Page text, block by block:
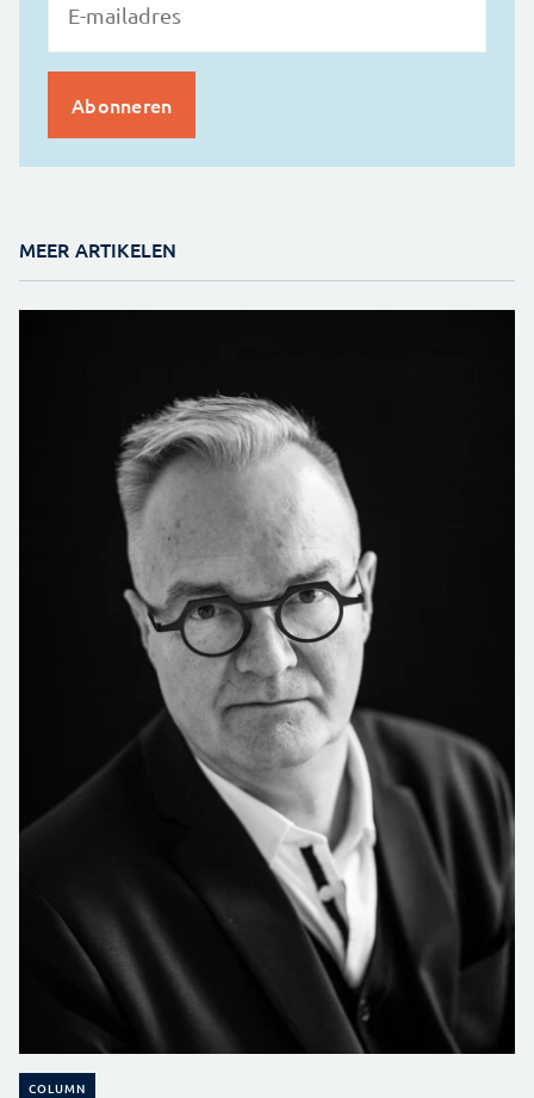
MEER ARTIKELEN
COLUMN